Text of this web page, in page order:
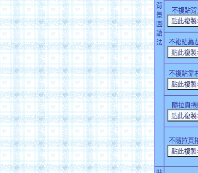
背
景
圖
語
法
不複貼
不複貼靠
不複貼靠
隨拉頁
不隨拉頁